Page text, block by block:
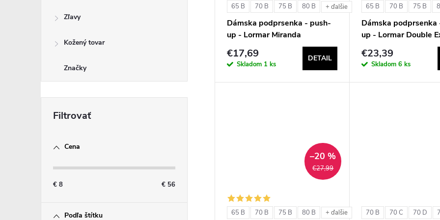
Zľavy
Kožený tovar
Značky
Cena
€ 8 € 56
Podľa štítku
d
65 B 70 B 75 B 80 B + ďalšie
Dámska podprsenka - push-
up - Lormar Miranda
€17,69
Skladom 1 ks
DETAIL
65 B 70 B 75 B
Dámska podprsenka
up - Lormar Double
€23,39
Skladom6 ks
€27,99
–20 %
65 B 70 B 75 B 80 B + ďalšie 70 B 70 C 70 D